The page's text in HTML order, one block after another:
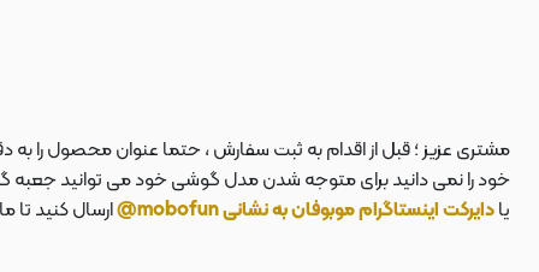
مشتری عزیز ؛ قبل از اقدام به ثبت سفارش ، حتما عنوان محصول را
خود را نمی دانید برای متوجه شدن مدل گوشی خود می توانید جعبه
یادایرکت اینستاگرام موبوفان به نشانی mobofun@ ارسال کنید